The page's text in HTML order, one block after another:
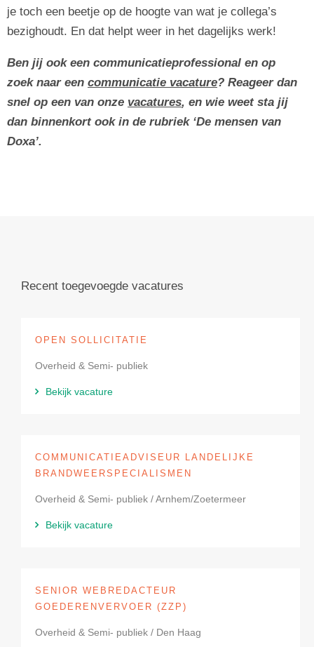
je toch een beetje op de hoogte van wat je collega’s
bezighoudt. En dat helpt weer in het dagelijks werk!
Ben jij ook een communicatieprofessional en op
zoek naar een communicatie vacature? Reageer dan
snel op een van onze vacatures, en wie weet sta jij
dan binnenkort ook in de rubriek ‘De mensen van
Doxa’.
Recent toegevoegde vacatures
OPEN SOLLICITATIE
Overheid & Semi- publiek
Bekijk vacature
COMMUNICATIEADVISEUR LANDELIJKE
BRANDWEERSPECIALISMEN
Overheid & Semi- publiek / Arnhem/Zoetermeer
Bekijk vacature
SENIOR WEBREDACTEUR
GOEDERENVERVOER (ZZP)
Overheid & Semi- publiek / Den Haag